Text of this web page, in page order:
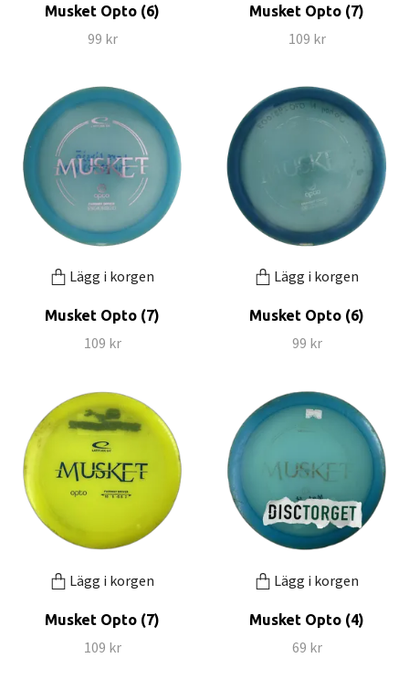
Musket Opto (6)
99 kr
Musket Opto (7)
109 kr
Lägg i korgen
Musket Opto (7)
109 kr
Lägg i korgen
Musket Opto (6)
99 kr
Lägg i korgen
Musket Opto (7)
109 kr
Lägg i korgen
Musket Opto (4)
69 kr